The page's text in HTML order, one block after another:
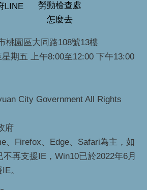
LINE
勞動檢查處
怎麼去
桃園區大同路108號13樓
期五 上午8:00至12:00 下午13:00
City Government All Rights
府
、Firefox、Edge、Safari為主，如
再支援IE，Win10已於2022年6月
。